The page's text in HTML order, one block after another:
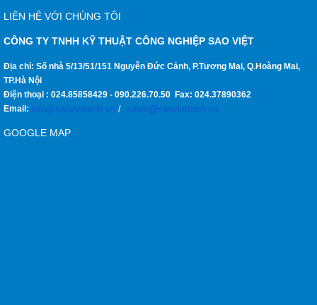
LIÊN HỆ VỚI CHÚNG TÔI
CÔNG TY TNHH KỸ THUẬT CÔNG NGHIỆP SAO VIỆT
Địa chỉ: Số nhà 5/13/51/151 Nguyễn Đức Cảnh, P.Tương Mai, Q.Hoàng Mai,
TP.Hà Nội
Điện thoại : 024.85858429 - 090.226.70.50 Fax: 024.37890362
Email: info@saoviettech.vn / sales@saoviettech.vn
GOOGLE MAP